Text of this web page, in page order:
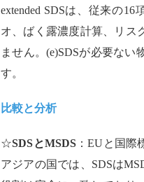
extended SDSは、従来の16
オ、ばく露濃度計算、リス
ません。(e)SDSが必要ない
す。
比較と分析
SDSとMSDS：EU と国際
アジアの国では、 SDSは